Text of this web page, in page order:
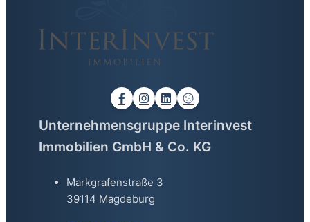
Unternehmensgruppe Interinvest
Immobilien GmbH & Co. KG
Markgrafenstraße 3
39114 Magdeburg